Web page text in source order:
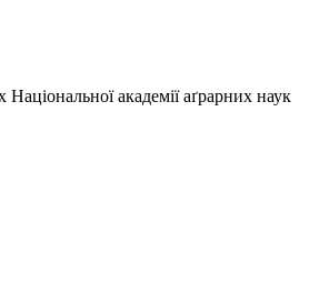
академії аґрарних наук